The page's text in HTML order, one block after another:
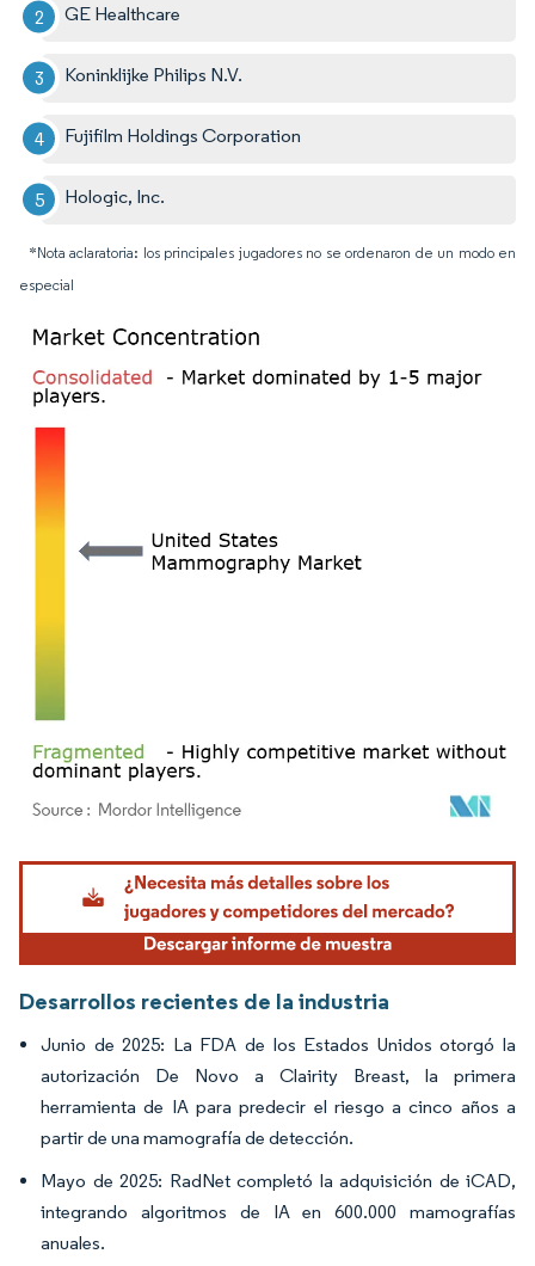
GE Healthcare
Koninklijke Philips N.V.
Fujifilm Holdings Corporation
Hologic, Inc.
*Nota aclaratoria: los principales jugadores no se ordenaron de un modo en
especial
Imagen © Mordor Intelligence. El uso requiere atribución según CC BY 4.0.
Desarrollos recientes de la industria
Junio de 2025: La FDA de los Estados Unidos otorgó la
autorización De Novo a Clairity Breast, la primera
herramienta de IA para predecir el riesgo a cinco años a
partir de una mamografía de detección.
Mayo de 2025: RadNet completó la adquisición de iCAD,
integrando algoritmos de IA en 600.000 mamografías
anuales.